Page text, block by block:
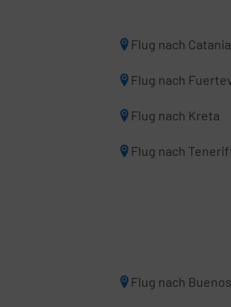
Flug nach Catania
Flug nach
Flug nach Kreta
Flug nach
Flug nach